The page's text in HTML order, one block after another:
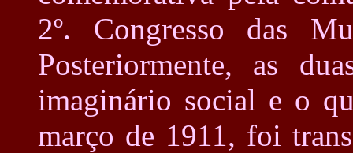
2º. Congresso das
Posteriormente, as
imaginário social e o
março de 1911, foi